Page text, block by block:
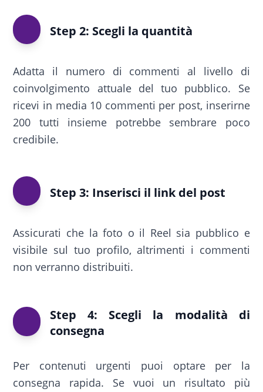
Step 2: Scegli la quantità
Adatta il numero di commenti al livello di
coinvolgimento attuale del tuo pubblico. Se
ricevi in media 10 commenti per post, inserirne
200 tutti insieme potrebbe sembrare poco
credibile.
Step 3: Inserisci il link del post
Assicurati che la foto o il Reel sia pubblico e
visibile sul tuo profilo, altrimenti i commenti
non verranno distribuiti.
Step 4: Scegli la modalità di
consegna
Per contenuti urgenti puoi optare per la
consegna rapida. Se vuoi un risultato più